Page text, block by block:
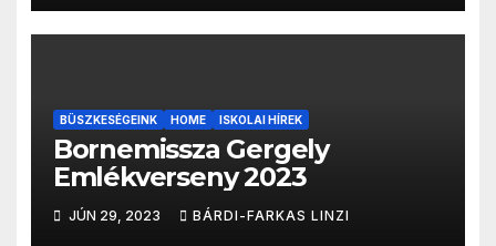
BÜSZKESÉGEINK HOME ISKOLAI HÍREK
Bornemissza Gergely
Emlékverseny 2023
JÚN 29, 2023 BÁRDI-FARKAS LINZI